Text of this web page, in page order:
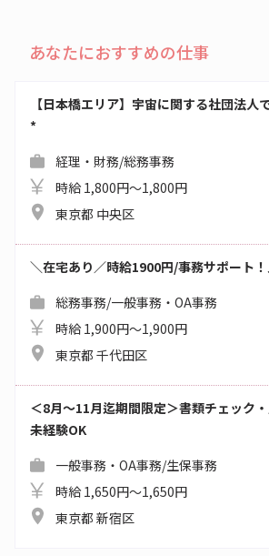
あなたにおすすめの仕事
【日本橋エリア】宇宙に関する社団法
*
経理・財務/総務事務
時給 1,800円～1,800円
東京都 中央区
＼在宅あり／時給1900円/事務サポート
総務事務/一般事務・OA事務
時給 1,900円～1,900円
東京都 千代田区
＜8月～11月迄期間限定＞書類チェック
未経験OK
一般事務・OA事務/生保事務
時給 1,650円～1,650円
東京都 新宿区